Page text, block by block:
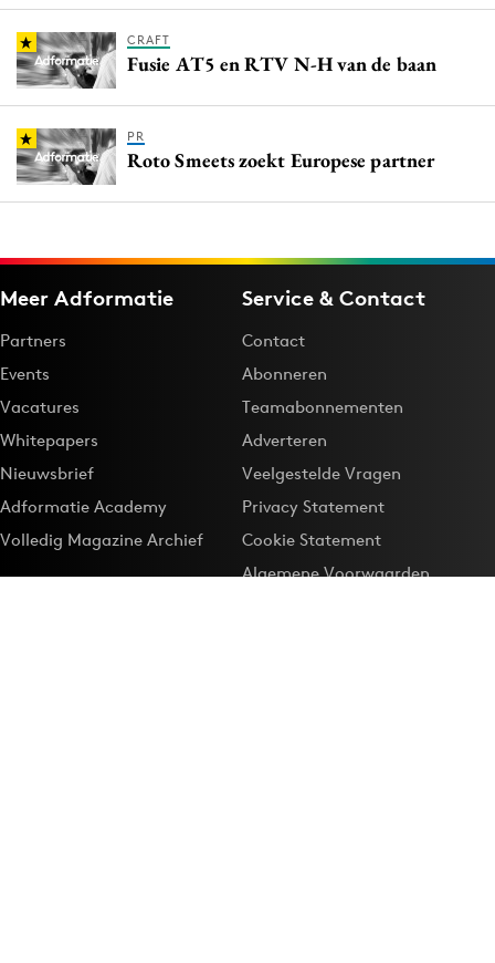
CRAFT
Fusie AT5 en RTV N-H van de baan
PR
Roto Smeets zoekt Europese partner
Meer Adformatie
Partners
Events
Vacatures
Whitepapers
Nieuwsbrief
Adformatie Academy
Volledig Magazine Archief
Service & Contact
Contact
Abonneren
Teamabonnementen
Adverteren
Veelgestelde Vragen
Privacy Statement
Cookie Statement
Algemene Voorwaarden